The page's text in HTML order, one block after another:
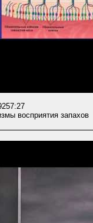
57:27
восприятия запахов